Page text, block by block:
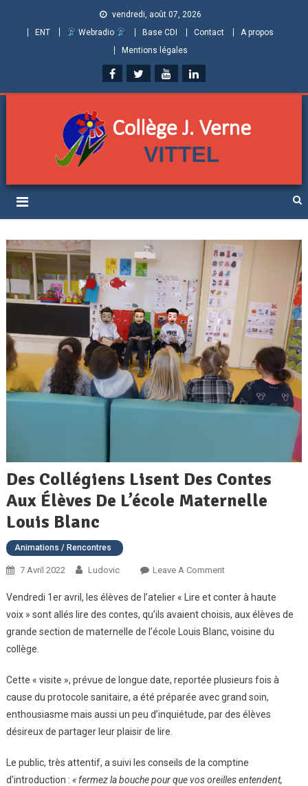
vendredi, août 07, 2026
ENT
Webradio Base CDI Contact
A propos
Mentions légales
Collège Jules Verne de
Vittel (Vosges)
Des Collégiens Lisent Des Contes
Aux Élèves De L’école Maternelle
Louis Blanc
Animations / Rencontres
7 Avril 2022 Ludovic Leave A CommentOn
Collégiens
Lisent
Des
Élèves
De
L’école
Blanc
Vendredi 1er avril, les élèves de l’atelier « Lire et conter à haute
voix » sont allés lire des contes, qu’ils avaient choisis, aux élèves de
grande section de maternelle de l’école Louis Blanc, voisine du
collège.
Cette « visite », prévue de longue date, reportée plusieurs fois à
cause du protocole sanitaire, a été préparée avec grand soin,
enthousiasme mais aussi un peu d’inquiétude, par des élèves
désireux de partager leur plaisir de lire.
Le public, très attentif, a suivi les conseils de la comptine
d’introduction : « fermez la bouche pour que vos oreilles entendent,